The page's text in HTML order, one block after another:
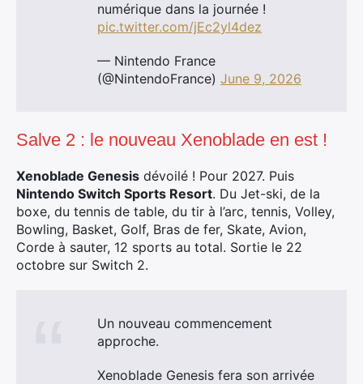
numérique dans la journée !
pic.twitter.com/jEc2yl4dez
— Nintendo France
(@NintendoFrance) June 9, 2026
Salve 2 : le nouveau Xenoblade en est !
Xenoblade Genesis dévoilé ! Pour 2027. Puis
Nintendo Switch Sports Resort. Du Jet-ski, de la
boxe, du tennis de table, du tir à l’arc, tennis, Volley,
Bowling, Basket, Golf, Bras de fer, Skate, Avion,
Corde à sauter, 12 sports au total. Sortie le 22
octobre sur Switch 2.
Un nouveau commencement
approche.
Xenoblade Genesis fera son arrivée